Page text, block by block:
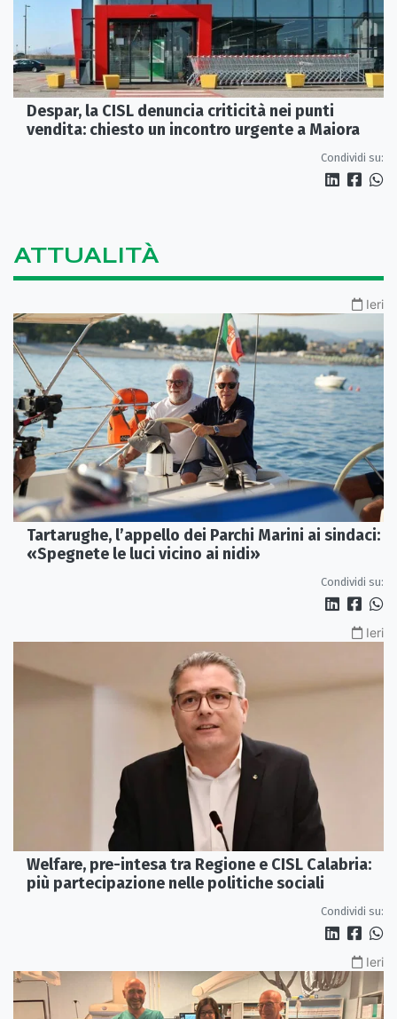
Despar, la CISL denuncia criticità nei punti
vendita: chiesto un incontro urgente a Maiora
Condividi su:
ATTUALITÀ
Ieri
Tartarughe, l’appello dei Parchi Marini ai sindaci:
«Spegnete le luci vicino ai nidi»
Condividi su:
Ieri
Welfare, pre-intesa tra Regione e CISL Calabria:
più partecipazione nelle politiche sociali
Condividi su:
Ieri